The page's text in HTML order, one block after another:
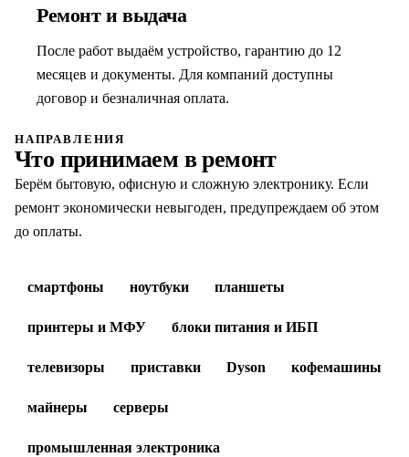
Ремонт и выдача
После работ выдаём устройство, гарантию до 12
месяцев и документы. Для компаний доступны
договор и безналичная оплата.
НАПРАВЛЕНИЯ
Что принимаем в ремонт
Берём бытовую, офисную и сложную электронику. Если
ремонт экономически невыгоден, предупреждаем об этом
до оплаты.
смартфоны ноутбуки планшеты
принтеры и МФУ блоки питания и ИБП
телевизоры приставки Dyson кофемашины
майнеры серверы
промышленная электроника